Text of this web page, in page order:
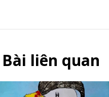
Bài liên quan